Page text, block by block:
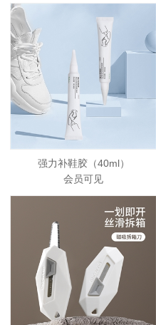
强力补鞋胶（40ml）
会员可见